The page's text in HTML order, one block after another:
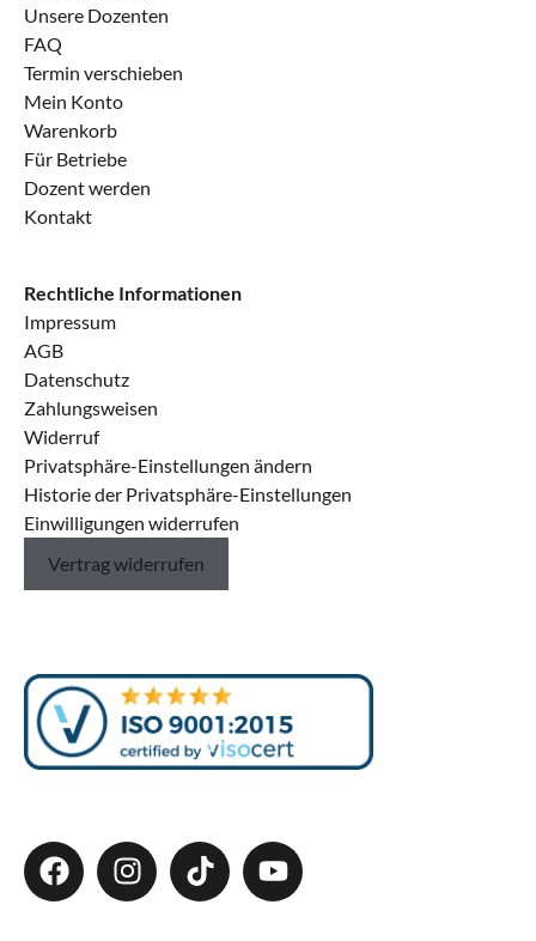
Unsere Dozenten
FAQ
Termin verschieben
Mein Konto
Warenkorb
Für Betriebe
Dozent werden
Kontakt
Rechtliche Informationen
Impressum
AGB
Datenschutz
Zahlungsweisen
Widerruf
Privatsphäre-Einstellungen ändern
Historie der Privatsphäre-Einstellungen
Einwilligungen widerrufen
Vertrag widerrufen